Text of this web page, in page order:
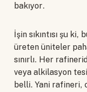
bakıyor.
İşin sıkıntısı şu
üreten üniteler
sınırlı. Her
veya alkilasyon
belli. Yani rafineri,